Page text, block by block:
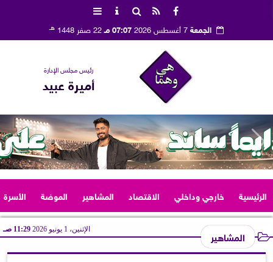
الجمعة 07:07 مـ 22 صفر 1448 هـ
رئيس مجلس الإدارة
أميرة عبيد
الرئيسية خارجي وداخلي الاقتصاد المشاهير الموضة الأسرة
المشاهير الإثنين، 1 يونيو 2026 11:29 صـ